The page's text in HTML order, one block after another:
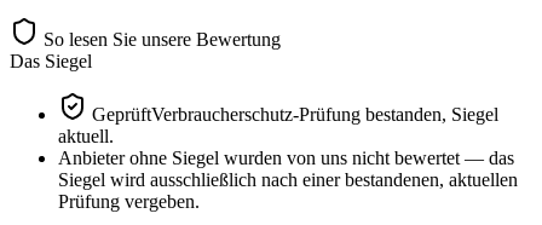
So lesen Sie unsere Bewertung
Das Siegel
GeprüftVerbraucherschutz-Prüfung bestanden, Siegel
aktuell.
Anbieter ohne Siegel wurden von uns nicht bewertet — das
Siegel wird ausschließlich nach einer bestandenen, aktuellen
Prüfung vergeben.